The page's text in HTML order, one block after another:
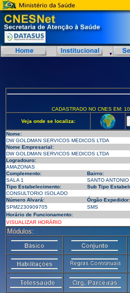
CADASTRADO NO CNES EM:
Veja onde se localiza:
Nome:
DW GOLDMAN SERVICOS MEDICOS LTDA
Nome Empresarial:
DW GOLDMAN SERVICOS MEDICOS LTDA
Logradouro:
AMAZONAS
Complemento:
Bairro:
SALA 1
SANTO ANTONIO
Tipo Estabelecimento:
Sub Tipo
CONSULTORIO ISOLADO
Número Alvará:
Órgão Expedidor:
SPM2230909705
SMS
Horário de Funcionamento:
VISUALIZAR HORÁRIO
Módulos: